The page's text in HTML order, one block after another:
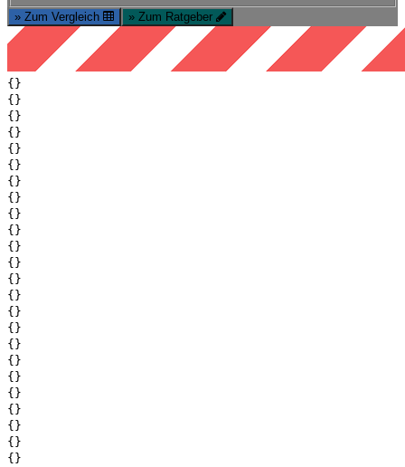
» Zum Vergleich » Zum Ratgeber
{}
{}
{}
{}
{}
{}
{}
{}
{}
{}
{}
{}
{}
{}
{}
{}
{}
{}
{}
{}
{}
{}
{}
{}